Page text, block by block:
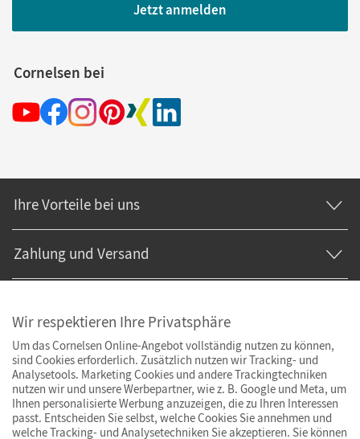
Jetzt anmelden
Cornelsen bei
Ihre Vorteile bei uns
Zahlung und Versand
Wir respektieren Ihre Privatsphäre
Um das Cornelsen Online-Angebot vollständig nutzen zu können,
sind Cookies erforderlich. Zusätzlich nutzen wir Tracking- und
Analysetools. Marketing Cookies und andere Trackingtechniken
nutzen wir und unsere Werbepartner, wie z. B. Google und Meta, um
Ihnen personalisierte Werbung anzuzeigen, die zu Ihren Interessen
passt. Entscheiden Sie selbst, welche Cookies Sie annehmen und
welche Tracking- und Analysetechniken Sie akzeptieren. Sie können